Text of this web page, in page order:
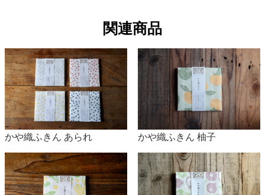
関連商品
かや織ふきん あられ かや織ふきん 柚子